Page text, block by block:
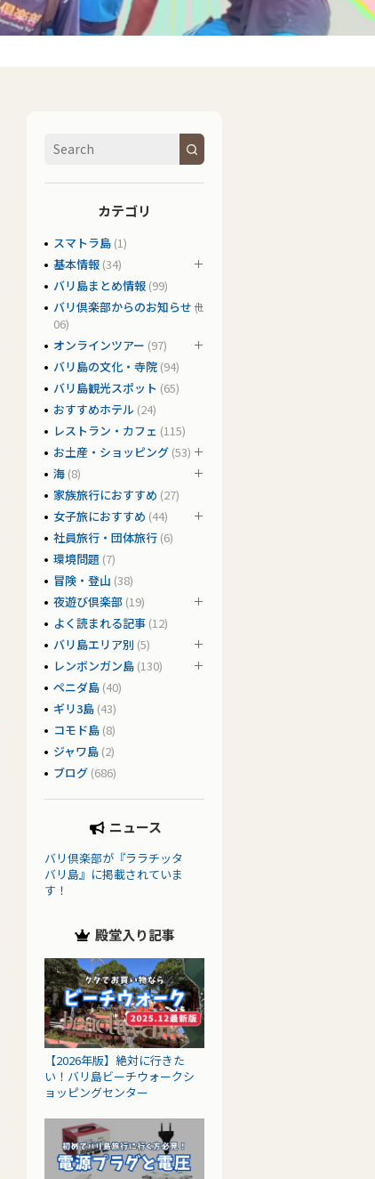
カテゴリ
スマトラ島 (1)
基本情報 (34)
バリ島まとめ情報 (99)
バリ倶楽部からのお知らせ (1
06)
オンラインツアー (97)
バリ島の文化・寺院 (94)
バリ島観光スポット (65)
おすすめホテル (24)
レストラン・カフェ (115)
お土産・ショッピング (53)
海 (8)
家族旅行におすすめ (27)
女子旅におすすめ (44)
社員旅行・団体旅行 (6)
環境問題 (7)
冒険・登山 (38)
夜遊び倶楽部 (19)
よく読まれる記事 (12)
バリ島エリア別 (5)
レンボンガン島 (130)
ペニダ島 (40)
ギリ3島 (43)
コモド島 (8)
ジャワ島 (2)
ブログ (686)
ニュース
バリ倶楽部が『ララチッタ
バリ島』に掲載されていま
す！
殿堂入り記事
【2026年版】絶対に行きた
い！バリ島ビーチウォークシ
ョッピングセンター